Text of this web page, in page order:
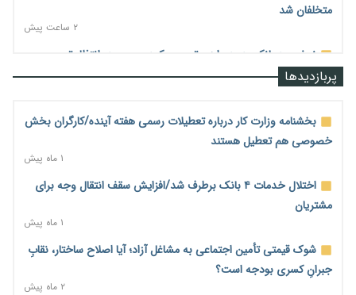
متخلفان شد
۲ ساعت پیش
نرخ سود بانکی در دوراهی تورم و رکود؛ بورس در انتظار تصمیم
سیاست‌گذار
صادرات مرغ مازاد هنوز آغاز نشده است؛ چالش قیمت و
سیاست‌های ناپایدار در بازار جهانی
شیر صنعتی چگونه تولید می‌شود؟ پاسخ مدیر کل استاندارد به
شایعات فضای مجازی
نسخه قطعه‌سازان برای سایپا؛ خروج دولت از مدیریت پیش از
واگذاری
پربازدیدها
بخشنامه وزارت کار درباره تعطیلات رسمی هفته آینده/کارگران بخش
خصوصی هم تعطیل هستند
۱ ماه پیش
اختلال خدمات ۴ بانک برطرف شد/افزایش سقف انتقال وجه برای
مشتریان
۱ ماه پیش
شوک قیمتی تأمین اجتماعی به مشاغل آزاد؛ آیا اصلاح ساختار، نقابِ
جبرانِ کسری بودجه است؟
۲ ماه پیش